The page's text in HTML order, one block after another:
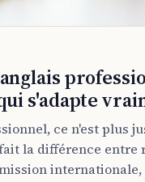
s'adapte
ce n'est plus
la différence entre
internationale,